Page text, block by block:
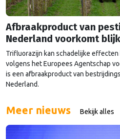
Afbraakproduct van
Nederland voorkomt
Trifluorazijn kan schadelijke
volgens het Europees Agentschap
is een afbraakproduct van
Nederland.
Meer nieuws Bekijk alles